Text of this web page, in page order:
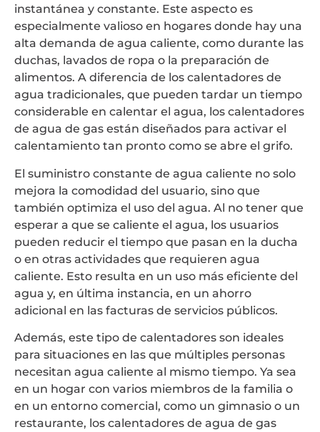
instantánea y constante. Este aspecto es
especialmente valioso en hogares donde hay una
alta demanda de agua caliente, como durante las
duchas, lavados de ropa o la preparación de
alimentos. A diferencia de los calentadores de
agua tradicionales, que pueden tardar un tiempo
considerable en calentar el agua, los calentadores
de agua de gas están diseñados para activar el
calentamiento tan pronto como se abre el grifo.
El suministro constante de agua caliente no solo
mejora la comodidad del usuario, sino que
también optimiza el uso del agua. Al no tener que
esperar a que se caliente el agua, los usuarios
pueden reducir el tiempo que pasan en la ducha
o en otras actividades que requieren agua
caliente. Esto resulta en un uso más eficiente del
agua y, en última instancia, en un ahorro
adicional en las facturas de servicios públicos.
Además, este tipo de calentadores son ideales
para situaciones en las que múltiples personas
necesitan agua caliente al mismo tiempo. Ya sea
en un hogar con varios miembros de la familia o
en un entorno comercial, como un gimnasio o un
restaurante, los calentadores de agua de gas